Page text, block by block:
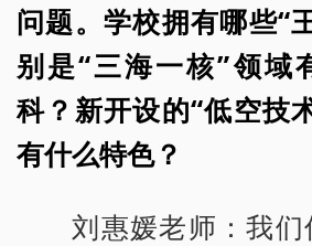
问题。学校拥有哪些“
别是“三海一核”领域
科？新开设的“低空技
有什么特色？
刘惠媛老师：我